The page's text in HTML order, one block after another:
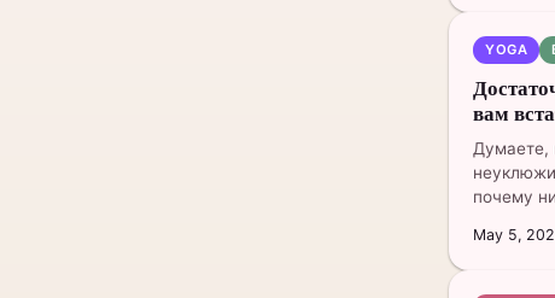
YOGA
вам
Думаете,
почему
May 5,